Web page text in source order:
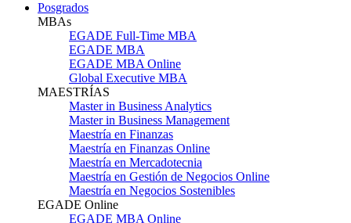
Posgrados
MBAs
EGADE Full-Time MBA
EGADE MBA
EGADE MBA Online
Global Executive MBA
MAESTRÍAS
Master in Business Analytics
Master in Business Management
Maestría en Finanzas
Maestría en Finanzas Online
Maestría en Mercadotecnia
Maestría en Gestión de Negocios Online
Maestría en Negocios Sostenibles
EGADE Online
EGADE MBA Online